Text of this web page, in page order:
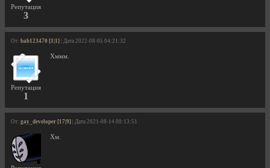
Репутация
3
От: bab123470 [1|1] | Дата 2022-08-05 04:21:32
Репутация
1
Хммм.
От: gay_developer [17|9] | Дата 2021-08-14 00:13:51
Хм.